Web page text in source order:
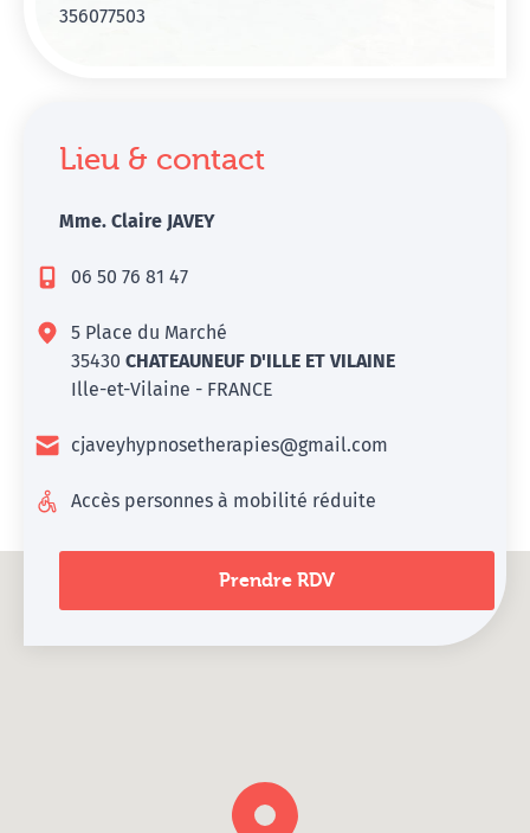
356077503
Lieu & contact
Mme. Claire JAVEY
06 50 76 81 47
5 Place du Marché
35430 CHATEAUNEUF D'ILLE ET VILAINE
Ille-et-Vilaine - FRANCE
cjaveyhypnosetherapies@gmail.com
Accès personnes à mobilité réduite
Prendre RDV